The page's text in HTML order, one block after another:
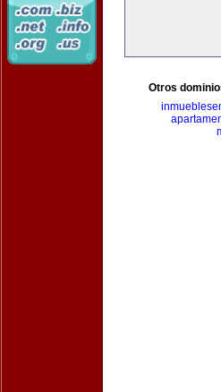
Otros